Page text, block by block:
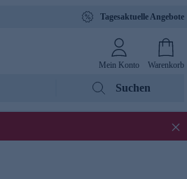
Tagesaktuelle Angebote
Mein Konto Warenkorb
Suchen